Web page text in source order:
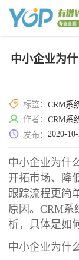
中小企业为
标签：CRM系
作者：CRM系
发布：2020-10-
中小企业为什
开拓市场、降
跟踪流程更简
原因。CRM系
析，具体是如
中小企业为什